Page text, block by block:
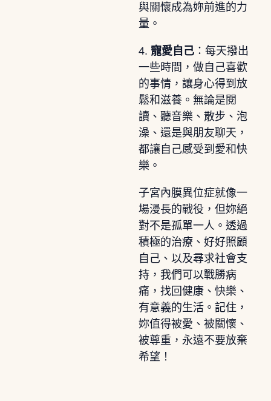
與關懷成為妳前進的力
量。
4. 寵愛自己：每天撥出
一些時間，做自己喜歡
的事情，讓身心得到放
鬆和滋養。無論是閱
讀、聽音樂、散步、泡
澡、還是與朋友聊天，
都讓自己感受到愛和快
樂。
子宮內膜異位症就像一
場漫長的戰役，但妳絕
對不是孤單一人。透過
積極的治療、好好照顧
自己、以及尋求社會支
持，我們可以戰勝病
痛，找回健康、快樂、
有意義的生活。記住，
妳值得被愛、被關懷、
被尊重，永遠不要放棄
希望！